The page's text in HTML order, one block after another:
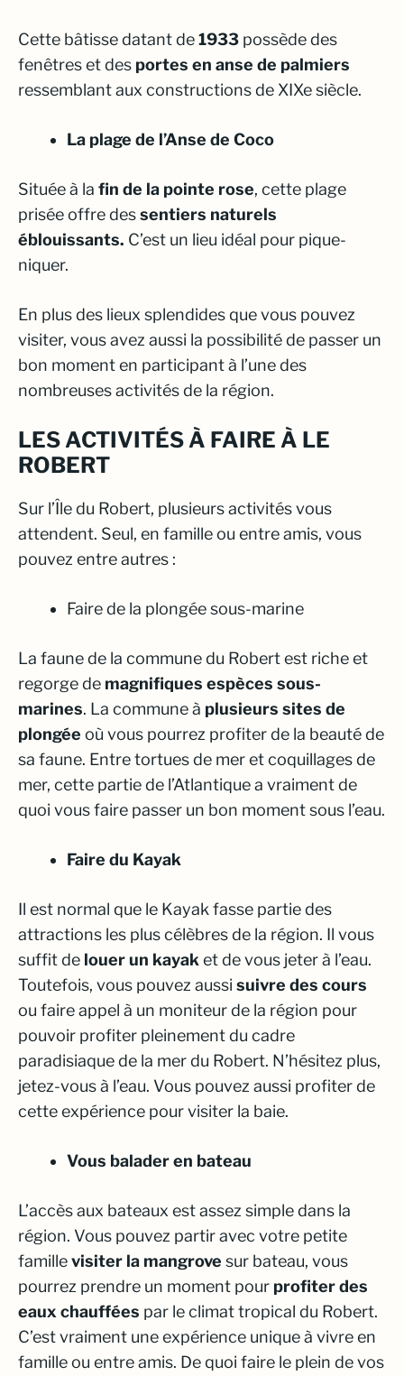
Cette bâtisse datant de1933 possède des
fenêtres et des portes en anse de palmiers
ressemblant aux constructions de XIXe siècle.
La plage de l’Anse de Coco
Située à la fin de la pointe rose, cette plage
prisée offre dessentiers naturels
éblouissants. C’est un lieu idéal pour pique-
niquer.
En plus des lieux splendides que vous pouvez
visiter, vous avez aussi la possibilité de passer un
bon moment en participant à l’une des
nombreuses activités de la région.
LES ACTIVITÉS À FAIRE À LE
ROBERT
Sur l’Île du Robert, plusieurs activités vous
attendent. Seul, en famille ou entre amis, vous
pouvez entre autres :
Faire de la plongée sous-marine
La faune de la commune du Robert est riche et
regorge de magnifiques espèces sous-
marines. La commune à plusieurs sites de
plongée où vous pourrez profiter de la beauté de
sa faune. Entre tortues de mer et coquillages de
mer, cette partie de l’Atlantique a vraiment de
quoi vous faire passer un bon moment sous l’eau.
Faire du Kayak
Il est normal que le Kayak fasse partie des
attractions les plus célèbres de la région. Il vous
suffit de louer un kayak et de vous jeter à l’eau.
Toutefois, vous pouvez aussi suivre des cours
ou faire appel à un moniteur de la région pour
pouvoir profiter pleinement du cadre
paradisiaque de la mer du Robert. N’hésitez plus,
jetez-vous à l’eau. Vous pouvez aussi profiter de
cette expérience pour visiter la baie.
Vous balader en bateau
L’accès aux bateaux est assez simple dans la
région. Vous pouvez partir avec votre petite
famillevisiter la mangrove sur bateau, vous
pourrez prendre un moment pour profiter des
eaux chauffées par le climat tropical du Robert.
C’est vraiment une expérience unique à vivre en
famille ou entre amis. De quoi faire le plein de vos